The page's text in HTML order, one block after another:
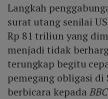
Langkah
surat utang senilai
Rp 81 triliun yang
menjadi tidak
terungkap begitu
pemegang obligasi di
berbicara kepada BBC